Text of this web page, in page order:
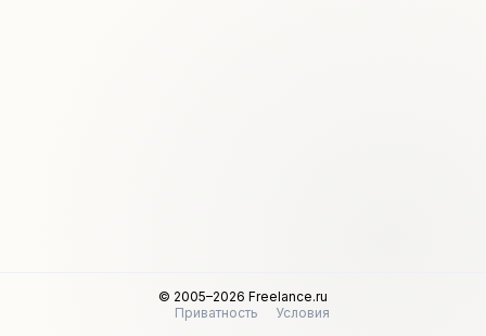
© 2005–2026 Freelance.ru
Приватность
Условия